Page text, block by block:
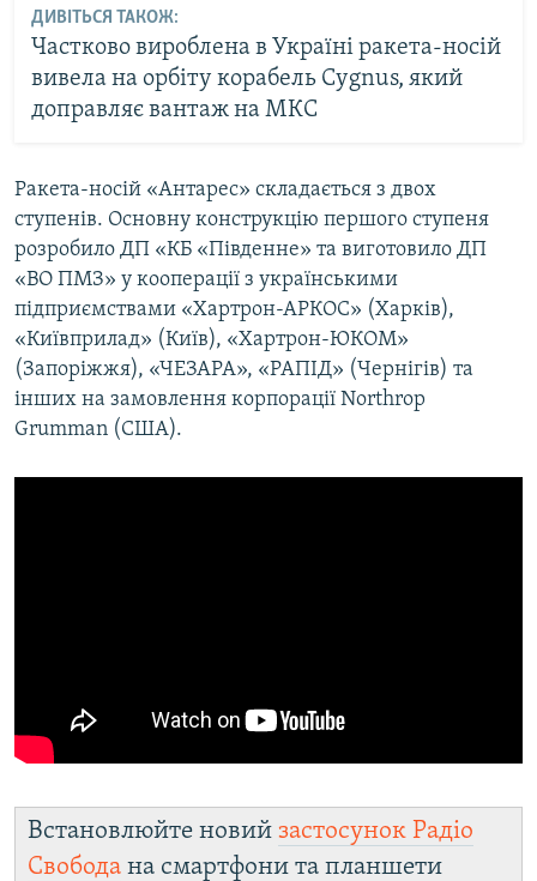
ДИВІТЬСЯ ТАКОЖ:
Частково вироблена в Україні ракета-носій
вивела на орбіту корабель Cygnus, який
доправляє вантаж на МКС
Ракета-носій «Антарес» складається з двох
ступенів. Основну конструкцію першого ступеня
розробило ДП «КБ «Південне» та виготовило ДП
«ВО ПМЗ» у кооперації з українськими
підприємствами «Хартрон-АРКОС» (Харків),
«Київприлад» (Київ), «Хартрон-ЮКОМ»
(Запоріжжя), «ЧЕЗАРА», «РАПІД» (Чернігів) та
iнших на замовлення корпорації Northrop
Grumman (США).
Встановлюйте новий застосунок Радіо
Свобода на смартфони та планшети